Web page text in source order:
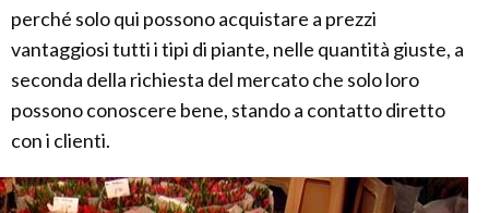
perché solo qui possono acquistare a prezzi
vantaggiosi tutti i tipi di piante, nelle quantità giuste, a
seconda della richiesta del mercato che solo loro
possono conoscere bene, stando a contatto diretto
con i clienti.